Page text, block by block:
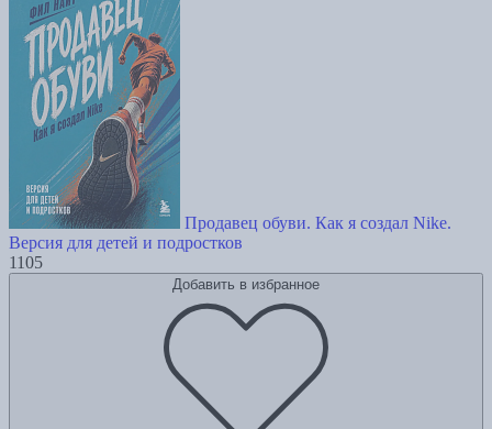
Продавец обуви. Как я создал Nike.
Версия для детей и подростков
1105
Добавить в избранное